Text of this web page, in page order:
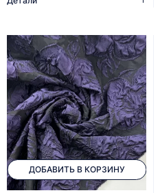
ДОБАВИТЬ В КОРЗИНУ